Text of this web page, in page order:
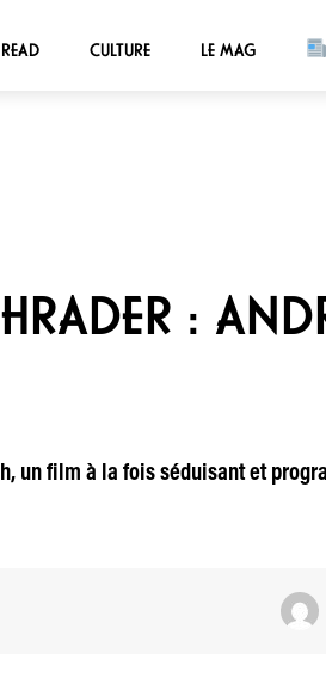
CULTURE LE MAG
:
un film à la fois séduisant et